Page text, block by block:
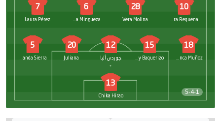
5-4-1
10
Laura Requena
28
Vera Molina
6
Ariadna Mingueza
7
Laura Pérez
18
Blanca Muñoz
15
Manoly Baquerizo
12
جوردي ألبا
20
Juliana
5
Yolanda Sierra
13
Chika Hirao